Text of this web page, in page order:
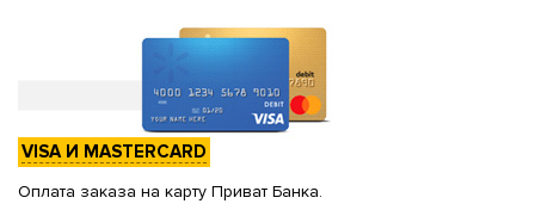
VISA И MASTERCARD
Оплата заказа на карту Приват Банка.